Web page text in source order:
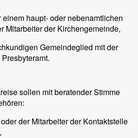
haupt- oder nebenamtlichen
Mitarbeiter der Kirchengemeinde,
Gemeindeglied mit der
sollen mit beratender Stimme
der Mitarbeiter der Kontaktstelle